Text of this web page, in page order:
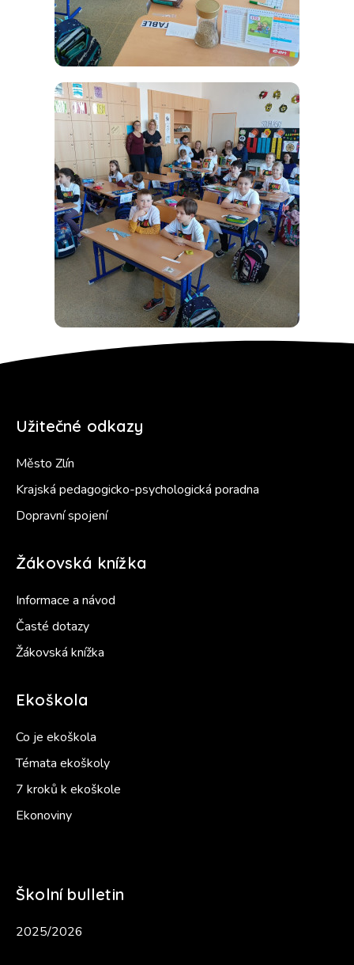
Užitečné odkazy
Město Zlín
Krajská pedagogicko-psychologická poradna
Dopravní spojení
Žákovská knížka
Informace a návod
Časté dotazy
Žákovská knížka
Ekoškola
Co je ekoškola
Témata ekoškoly
7 kroků k ekoškole
Ekonoviny
Školní bulletin
2025/2026